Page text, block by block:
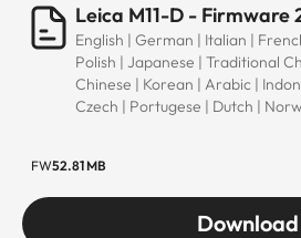
Leica M11-D - Firmware
English | German | Italian |
Polish | Japanese | Traditional
Chinese | Korean | Arabic |
Czech | Portugese | Dutch |
FW52.81 MB
Download